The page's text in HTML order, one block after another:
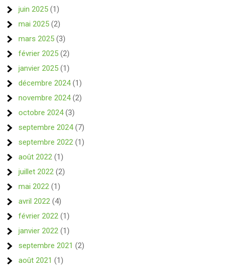
juin 2025 (1)
mai 2025 (2)
mars 2025 (3)
février 2025 (2)
janvier 2025 (1)
décembre 2024(1)
novembre 2024(2)
octobre 2024(3)
septembre 2024(7)
septembre 2022 (1)
août 2022 (1)
juillet 2022 (2)
mai 2022 (1)
avril 2022 (4)
février 2022 (1)
janvier 2022 (1)
septembre 2021 (2)
août 2021 (1)